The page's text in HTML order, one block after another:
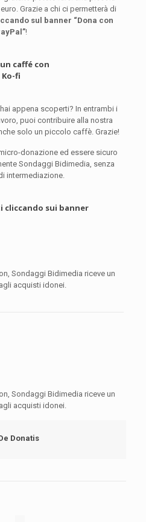
Grazie a chi ci permetterà di
sul banner “Dona con
!
caffé con
Ko-fi
appena scoperti? In entrambi i
puoi contribuire alla nostra
solo un piccolo caffè. Grazie!
donazione ed essere sicuro
Sondaggi Bidimedia, senza
intermediazione.
cliccando sui banner
Sondaggi Bidimedia riceve un
acquisti idonei.
Sondaggi Bidimedia riceve un
acquisti idonei.
Donatis